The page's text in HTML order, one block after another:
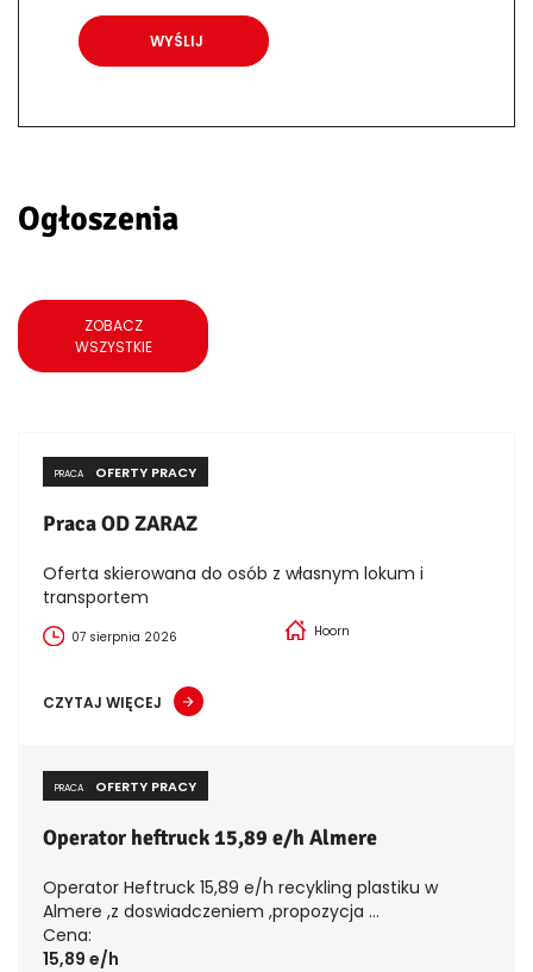
Ogłoszenia
ZOBACZ
WSZYSTKIE
PRACA OFERTY PRACY
Praca OD ZARAZ
Oferta skierowana do osób z własnym lokum i
transportem
07 sierpnia 2026 Hoorn
CZYTAJ WIĘCEJ
PRACA OFERTY PRACY
Operator heftruck 15,89 e/h Almere
Operator Heftruck 15,89 e/h recykling plastiku w
Almere ,z doswiadczeniem ,propozycja ...
Cena:
15,89 e/h